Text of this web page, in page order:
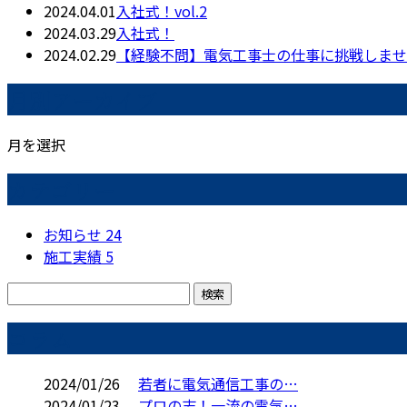
2024.04.01入社式！vol.2
2024.03.29入社式！
2024.02.29 【経験不問】電気工事士の仕事に挑戦しま
月を選択
お知らせ 24
施工実績 5
2024/01/26
若者に電気通信工事の…